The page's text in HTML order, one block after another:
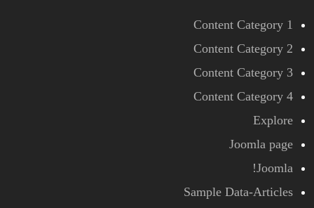
Content Category 1
Content Category 2
Content Category 3
Content Category 4
Explore
Joomla page
Joomla!
Sample Data-Articles